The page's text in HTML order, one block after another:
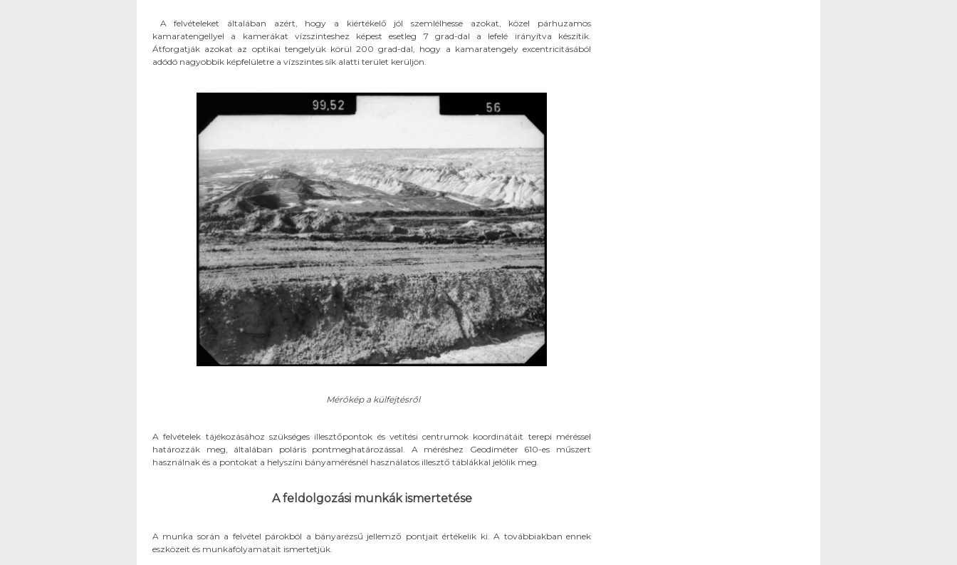
A felvételeket általában azért, hogy a kiértékelő jól szemlélhesse azokat, közel párhuzamos
kamaratengellyel a kamerákat vízszinteshez képest esetleg 7 grad-dal a lefelé irányítva készítik.
Átforgatják azokat az optikai tengelyük körül 200 grad-dal, hogy a kamaratengely excentricitásából
adódó nagyobbik képfelületre a vízszintes sík alatti terület kerüljön.
Mérőkép a külfejtésről
A felvételek tájékozásához szükséges illesztőpontok és vetítési centrumok koordinátáit terepi méréssel
határozzák meg, általában poláris pontmeghatározással. A méréshez Geodiméter 610-es műszert
használnak és a pontokat a helyszíni bányamérésnél használatos illesztő táblákkal jelölik meg.
A feldolgozási munkák ismertetése
A munka során a felvétel párokból a bányarézsű jellemző pontjait értékelik ki. A továbbiakban ennek
eszközeit és munkafolyamatait ismertetjük.